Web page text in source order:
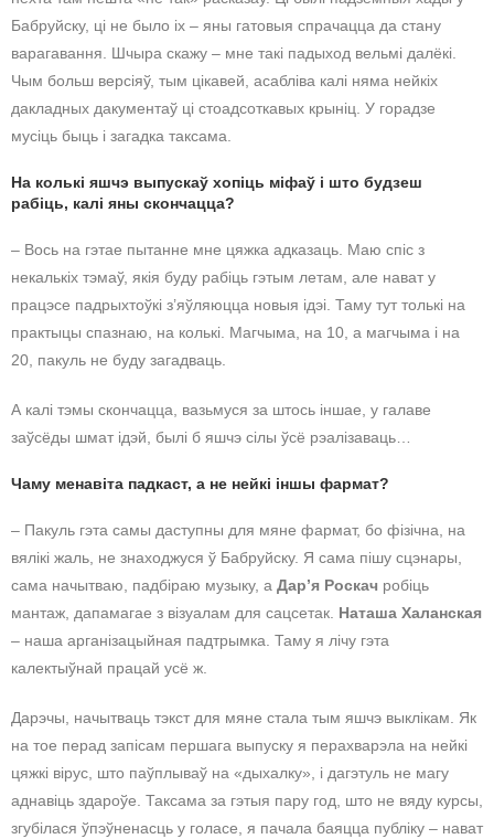
Бабруйску, ці не было іх – яны гатовыя спрачацца да стану
варагавання. Шчыра скажу – мне такі падыход вельмі далёкі.
Чым больш версіяў, тым цікавей, асабліва калі няма нейкіх
дакладных дакументаў ці стоадсоткавых крыніц. У горадзе
мусіць быць і загадка таксама.
На колькі яшчэ выпускаў хопіць міфаў і што будзеш
рабіць, калі яны скончацца?
– Вось на гэтае пытанне мне цяжка адказаць. Маю спіс з
некалькіх тэмаў, якія буду рабіць гэтым летам, але нават у
працэсе падрыхтоўкі з’яўляюцца новыя ідэі. Таму тут толькі на
практыцы спазнаю, на колькі. Магчыма, на 10, а магчыма і на
20, пакуль не буду загадваць.
А калі тэмы скончацца, вазьмуся за штось іншае, у галаве
заўсёды шмат ідэй, былі б яшчэ сілы ўсё рэалізаваць…
Чаму менавіта падкаст, а не нейкі іншы фармат?
– Пакуль гэта самы даступны для мяне фармат, бо фізічна, на
вялікі жаль, не знаходжуся ў Бабруйску. Я сама пішу сцэнары,
сама начытваю, падбіраю музыку, а Дар’я Роскач робіць
мантаж, дапамагае з візуалам для сацсетак. Наташа Халанская
– наша арганізацыйная падтрымка. Таму я лічу гэта
калектыўнай працай усё ж.
Дарэчы, начытваць тэкст для мяне стала тым яшчэ выклікам. Як
на тое перад запісам першага выпуску я перахварэла на нейкі
цяжкі вірус, што паўплываў на «дыхалку», і дагэтуль не магу
аднавіць здароўе. Таксама за гэтыя пару год, што не вяду курсы,
згубілася ўпэўненасць у голасе, я пачала баяцца публіку – нават